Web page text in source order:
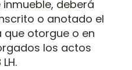
deberá
o anotado el
que otorgue o en
los actos